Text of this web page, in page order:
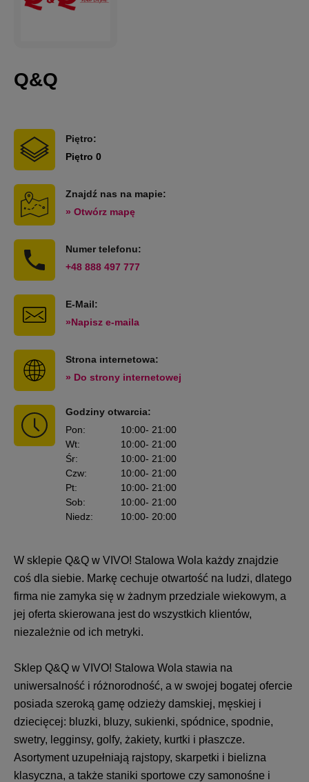
Q&Q
Piętro:
Piętro 0
Znajdź nas na mapie:
» Otwórz mapę
Numer telefonu:
+48 888 497 777
E-Mail:
»Napisz e-maila
Strona internetowa:
» Do strony internetowej
Godziny otwarcia:
Pon: 10:00- 21:00
Wt: 10:00- 21:00
Śr: 10:00- 21:00
Czw: 10:00- 21:00
Pt: 10:00- 21:00
Sob: 10:00- 21:00
Niedz: 10:00- 20:00
W sklepie Q&Q w VIVO! Stalowa Wola każdy znajdzie
coś dla siebie. Markę cechuje otwartość na ludzi, dlatego
firma nie zamyka się w żadnym przedziale wiekowym, a
jej oferta skierowana jest do wszystkich klientów,
niezależnie od ich metryki.
Sklep Q&Q w VIVO! Stalowa Wola stawia na
uniwersalność i różnorodność, a w swojej bogatej ofercie
posiada szeroką gamę odzieży damskiej, męskiej i
dziecięcej: bluzki, bluzy, sukienki, spódnice, spodnie,
swetry, legginsy, golfy, żakiety, kurtki i płaszcze.
Asortyment uzupełniają rajstopy, skarpetki i bielizna
klasyczna, a także staniki sportowe czy samonośne i